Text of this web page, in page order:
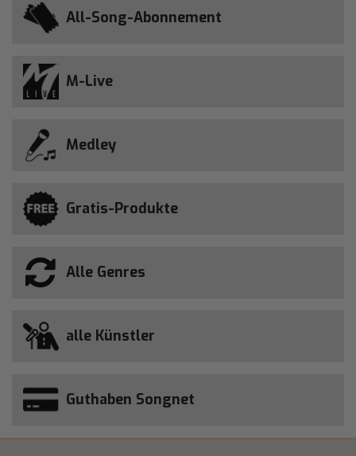
All-Song-Abonnement
M-Live
Medley
Gratis-Produkte
Alle Genres
alle Künstler
Guthaben Songnet